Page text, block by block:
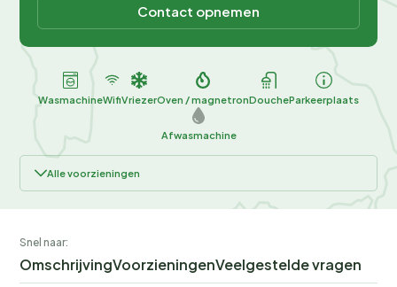
Contact opnemen
WasmachineWifiVriezerOven / magnetronDoucheParkeerplaats
Afwasmachine
Alle voorzieningen
Snel naar:
OmschrijvingVoorzieningenVeelgestelde vragen